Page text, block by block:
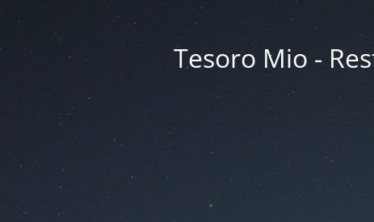
Tesoro Mio -